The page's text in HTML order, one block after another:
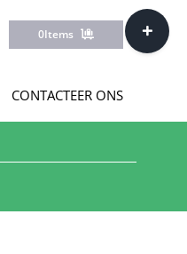
0Items
CONTACTEER ONS
Toggle
Sliding